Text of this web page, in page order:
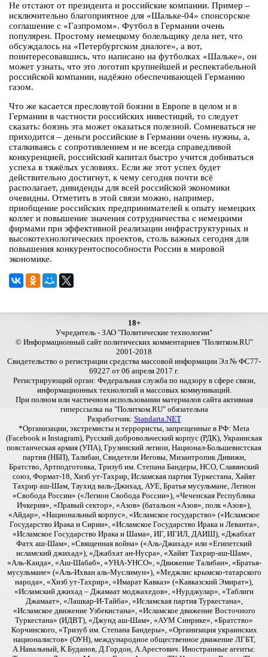
Не отстают от президента и российские компании. Пример –
исключительно благоприятное для «Шальке-04» спонсорское
соглашение с «Газпромом». Футбол в Германии очень
популярен. Простому немецкому болельщику дела нет, что
обсуждалось на «Петербургском диалоге», а вот,
поинтересовавшись, что написано на футболках «Шальке», он
может узнать, что это логотип крупнейшей и респектабельной
российской компании, надёжно обеспечивающей Германию
газом.
Что же касается пресловутой боязни в Европе в целом и в
Германии в частности российских инвестиций, то следует
сказать: боязнь эта может оказаться полезной. Сомневаться не
приходится – деньги российские в Германии очень нужны, а,
сталкиваясь с сопротивлением и не всегда справедливой
конкуренцией, российский капитал быстро учится добиваться
успеха в тяжёлых условиях. Если же этот успех будет
действительно достигнут, к чему сегодня почти всё
располагает, дивиденды для всей российской экономики
очевидны. Отметить в этой связи можно, например,
приобщение российских предпринимателей к опыту немецких
коллег и повышение значения сотрудничества с немецкими
фирмами при эффективной реализации инфраструктурных и
высокотехнологических проектов, столь важных сегодня для
повышения конкурентоспособности России в мировой
экономике.
18+
Учредитель - ЗАО "Политические технологии"
© Информационный сайт политических комментариев "Политком.RU"
2001-2018
Свидетельство о регистрации средства массовой информации Эл № ФС77-
69227 от 06 апреля 2017 г.
Регистрирующий орган: Федеральная служба по надзору в сфере связи,
информационных технологий и массовых коммуникаций.
При полном или частичном использовании материалов сайта активная
гиперссылка на "Политком.RU" обязательна
Разработчик: Standarta.NET
*Организации, экстремисты и террористы, запрещенные в РФ: Meta
(Facebook и Instagram), Русский добровольческий корпус (РДК), Украинская
повстанческая армия (УПА), Грузинский легион, Национал-Большевистская
партия (НБП), Талибан, Свидетели Иеговы, Мизантропик Дивижн,
Братство, Артподготовка, Тризуб им. Степана Бандеры, НСО, Славянский
союз, Формат-18, Хизб ут-Тахрир, Исламская партия Туркестана, Хайят
Тахрир аш-Шам, Таухид валь-Джихад, АУЕ, Братья мусульмане, Легион
«Свобода России» («Легион Свобода России»), «Чеченская Республика
Ичкерия», «Правый сектор», «Азов» (батальон «Азов», полк «Азов»),
«Айдар», «Национальный корпус», «Исламское государство» («Исламское
Государство Ирака и Сирии», «Исламское Государство Ирака и Леванта»,
«Исламское Государство Ирака и Шама», ИГ, ИГИЛ, ДАИШ), «Джабхат
Фатх аш-Шам», «Священная война» («Аль-Джихад» или «Египетский
исламский джихад»), «Джабхат ан-Нусра», «Хайят Тахрир-аш-Шам»,
«Аль-Каида», «Аш-Шабаб», «УНА-УНСО», «Движение Талибан», «Братья-
мусульмане» («Аль-Ихван аль-Муслимун»), «Меджлис крымско-татарского
народа», «Хизб ут-Тахрир», «Имарат Кавказ» («Кавказский Эмират»),
«Исламский джихад – Джамаат моджахедов», «Нурджулар», «Таблиги
Джамаат», «Лашкар-И-Тайба», «Исламская партия Туркестана»,
«Исламское движение Узбекистана», «Исламское движение Восточного
Туркестана» (ИДВТ), «Джунд аш-Шам», «АУМ Синрике», «Братство»
Корчинского, «Тризуб им. Степана Бандеры», «Организация украинских
националистов» (ОУН), международное общественное движение ЛГБТ,
А.Навальный, К.Буданов, Д.Гордон, А.Арестович. Иностранные агенты: